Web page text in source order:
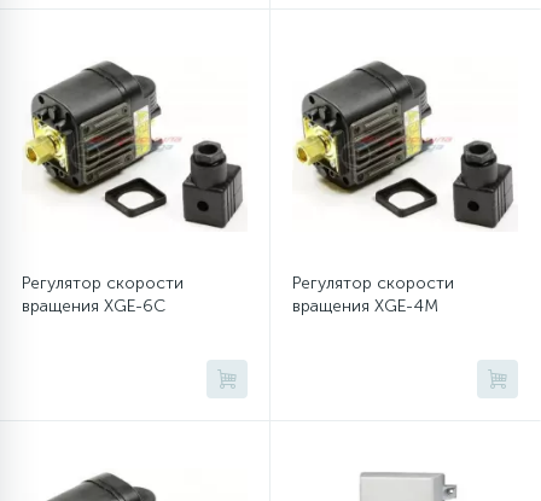
Шланги залива
Шланги слива
20
Регулятор скорости
вращения XGE-6C
Регулятор скорости
вращения XGE-4M